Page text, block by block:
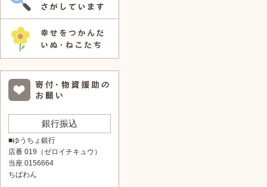
銀行振込
■ゆうちょ銀行
店番 019（ゼロイチキュウ）
当座 0156664
ちばわん